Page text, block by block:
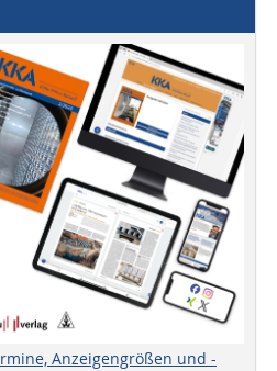
Anzeigengrößen und -